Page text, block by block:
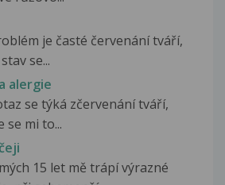
je časté červenání tváří,
se...
alergie
se týká zčervenání tváří,
se mi to...
15 let mě trápí výrazné